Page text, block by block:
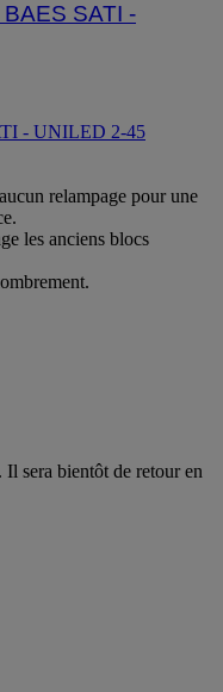
SATI -
- UNILED 2-45
relampage pour une
les anciens blocs
sera bientôt de retour en